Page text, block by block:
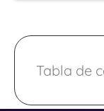
Tabla de